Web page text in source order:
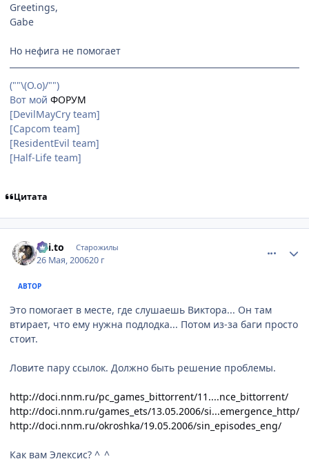
Greetings,
Gabe
Но нефига не помогает
(""\(О.о)/"")
Вот мой ФОРУМ
[DevilMayCry team]
[Capcom team]
[ResidentEvil team]
[Half-Life team]
Цитата
Kai.to Старожилы
26 Мая, 200620 г
АВТОР
Это помогает в месте, где слушаешь Виктора... Он там
втирает, что ему нужна подлодка... Потом из-за баги просто
стоит.
Ловите пару ссылок. Должно быть решение проблемы.
http://doci.nnm.ru/pc_games_bittorrent/11....nce_bittorrent/
http://doci.nnm.ru/games_ets/13.05.2006/si...emergence_http/
http://doci.nnm.ru/okroshka/19.05.2006/sin_episodes_eng/
Как вам Элексис? ^_^